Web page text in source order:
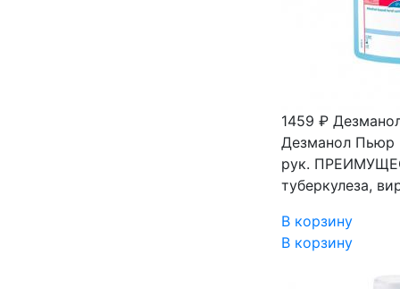
1459 ₽
Дезманол Пьюр
рук.
туберкулеза,
В корзину
В корзину